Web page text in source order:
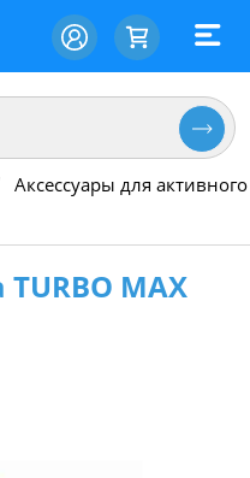
Аксессуары для
MAX